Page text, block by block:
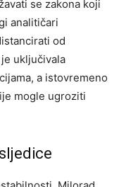
se zakona koji
analitičari
od
uključivala
a istovremeno
mogle ugroziti